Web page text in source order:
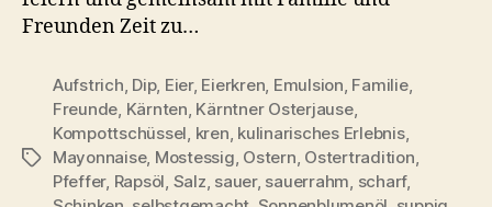
Freunden Zeit zu…
Schlagwörter
Aufstrich, Dip, Eier, Eierkren, Emulsion, Familie,
Freunde, Kärnten, Kärntner Osterjause,
Kompottschüssel, kren, kulinarisches Erlebnis,
Mayonnaise, Mostessig, Ostern, Ostertradition,
Pfeffer, Rapsöl, Salz, sauer, sauerrahm, scharf,